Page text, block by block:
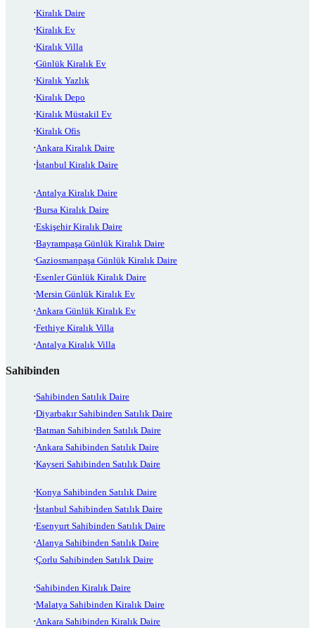
Kiralık Daire
Kiralık Ev
Kiralık Villa
Günlük Kiralık Ev
Kiralık Yazlık
Kiralık Depo
Kiralık Müstakil Ev
Kiralık Ofis
Ankara Kiralık Daire
İstanbul Kiralık Daire
Antalya Kiralık Daire
Bursa Kiralık Daire
Eskişehir Kiralık Daire
Bayrampaşa Günlük Kiralık Daire
Gaziosmanpaşa Günlük Kiralık Daire
Esenler Günlük Kiralık Daire
Mersin Günlük Kiralık Ev
Ankara Günlük Kiralık Ev
Fethiye Kiralık Villa
Antalya Kiralık Villa
Sahibinden
Sahibinden Satılık Daire
Diyarbakır Sahibinden Satılık Daire
Batman Sahibinden Satılık Daire
Ankara Sahibinden Satılık Daire
Kayseri Sahibinden Satılık Daire
Konya Sahibinden Satılık Daire
İstanbul Sahibinden Satılık Daire
Esenyurt Sahibinden Satılık Daire
Alanya Sahibinden Satılık Daire
Çorlu Sahibinden Satılık Daire
Sahibinden Kiralık Daire
Malatya Sahibinden Kiralık Daire
Ankara Sahibinden Kiralık Daire